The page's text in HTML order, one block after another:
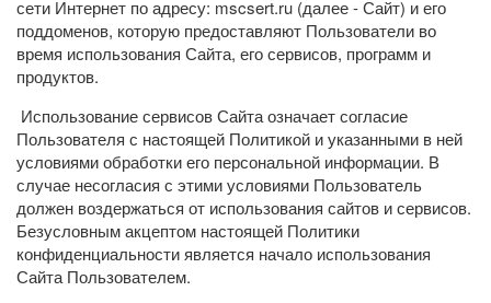
сети Интернет по адресу: mscsert.ru (далее - Сайт) и его
поддоменов, которую предоставляют Пользователи во
время использования Сайта, его сервисов, программ и
продуктов.
Использование сервисов Сайта означает согласие
Пользователя с настоящей Политикой и указанными в ней
условиями обработки его персональной информации. В
случае несогласия с этими условиями Пользователь
должен воздержаться от использования сайтов и сервисов.
Безусловным акцептом настоящей Политики
конфиденциальности является начало использования
Сайта Пользователем.